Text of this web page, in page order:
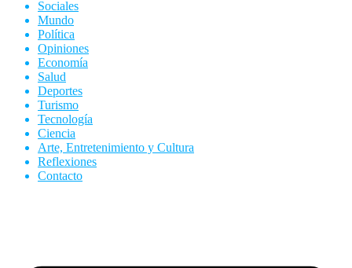
Sociales
Mundo
Política
Opiniones
Economía
Salud
Deportes
Turismo
Tecnología
Ciencia
Arte, Entretenimiento y Cultura
Reflexiones
Contacto